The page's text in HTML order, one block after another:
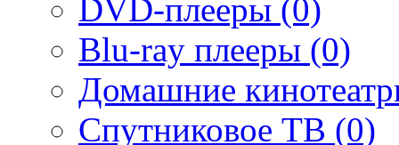
DVD-плееры (0)
Blu-ray плееры (0)
Домашние
Спутниковое ТВ (0)